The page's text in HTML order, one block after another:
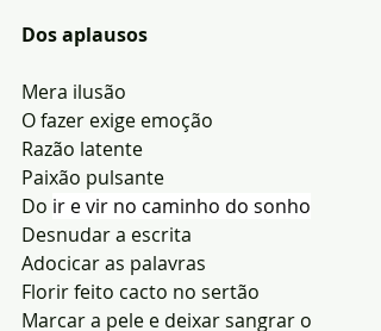
Dos aplausos
Mera ilusão
O fazer exige emoção
Razão latente
Paixão pulsante
Do ir e vir no caminho do sonho
Desnudar a escrita
Adocicar as palavras
Florir feito cacto no sertão
Marcar a pele e deixar sangrar o